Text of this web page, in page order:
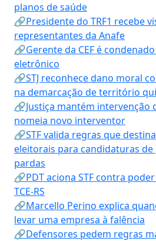
planos de saúde
🔗Presidente do TRF1 recebe
representantes da Anafe
🔗Gerente da CEF é
eletrônico
🔗STJ reconhece dano moral
na demarcação de território
🔗Justiça mantém intervenção
nomeia novo interventor
🔗STF valida regras que
eleitorais para candidaturas de
pardas
🔗PDT aciona STF contra
TCE-RS
🔗Marcello Perino explica
levar uma empresa à falência
🔗Defensores pedem regras